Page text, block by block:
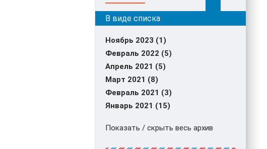
Ноябрь 2023 (1)
Февраль 2022 (5)
Апрель 2021 (5)
Март 2021 (8)
Февраль 2021 (3)
Январь 2021 (15)
Показать / скрыть весь архив